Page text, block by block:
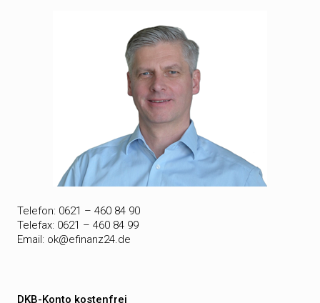
Telefon: 0621 – 460 84 90
Telefax: 0621 – 460 84 99
Email: ok@efinanz24.de
DKB-Konto kostenfrei